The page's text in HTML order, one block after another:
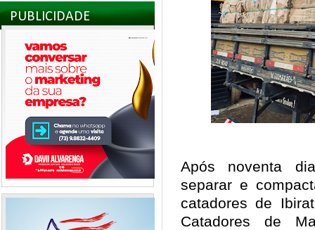
PUBLICIDADE
Após noventa
separar e
catadores de
Catadores de